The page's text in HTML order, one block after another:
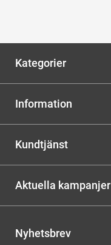
Kategorier
Information
Kundtjänst
Aktuella kampanjer
Nyhetsbrev